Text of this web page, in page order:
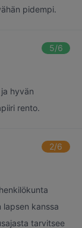
pidempi.
5/6
hyvän
rento.
2/6
kanssa
tarvitsee